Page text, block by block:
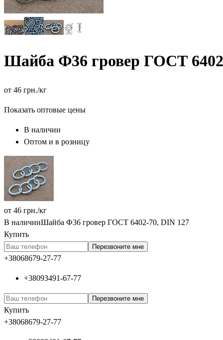
Шайба Ф36 гровер ГОСТ
от 46 грн./кг
Показать оптовые цены
В наличии
Оптом и в розницу
от 46 грн./кг
В наличииШайба Ф36 гровер ГОСТ 6402-70, DIN 127
Купить
Перезвоните мне
+38068679-27-77
+38093491-67-77
Перезвоните мне
Купить
+38068679-27-77